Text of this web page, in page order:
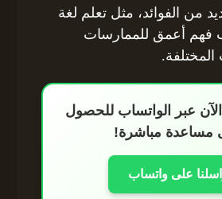
من الفوائد، مثل تعلم لغة
فهم أعمق للممارسات
المختلفة.
عبر الواتساب للحصول
مساعدة مباشرة!
على واتساب